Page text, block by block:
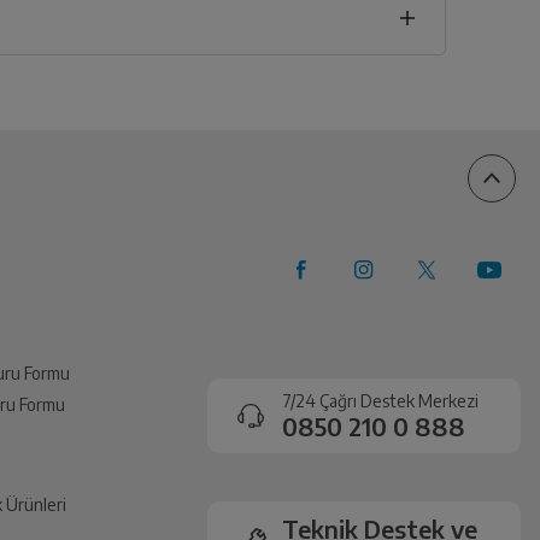
Formu
Formu
Ürünleri
7/24 Çağrı Destek Merkezi
0850 210 0 888
Teknik Destek ve